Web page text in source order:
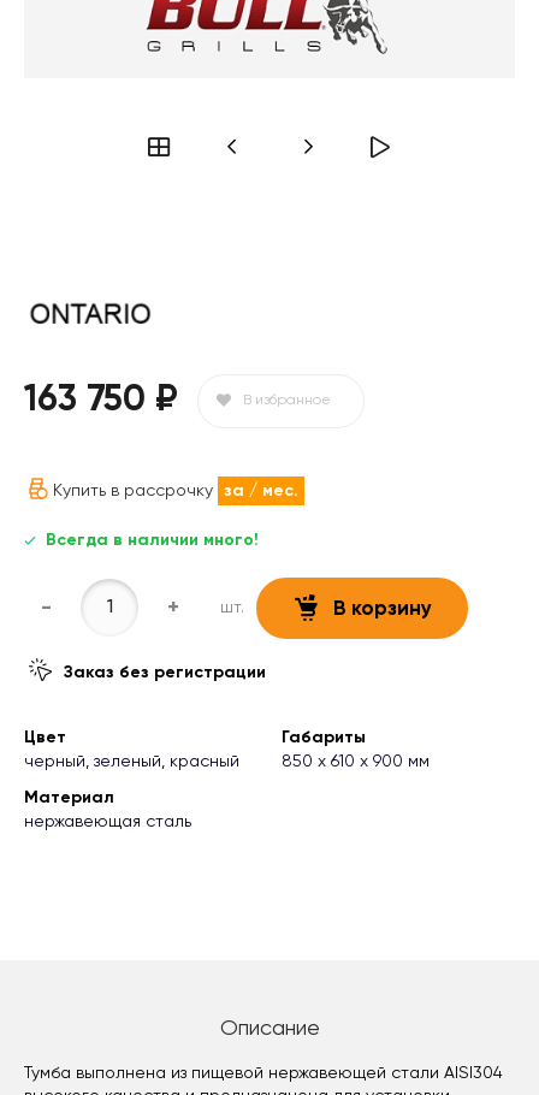
163 750 ₽ В избранное
Купить в рассрочку за / мес.
Всегда в наличии много!
- + шт. В корзину
Заказ без регистрации
Цвет
черный, зеленый, красный
Габариты
850 х 610 х 900 мм
Материал
нержавеющая сталь
Описание
Тумба выполнена из пищевой нержавеющей стали AISI304